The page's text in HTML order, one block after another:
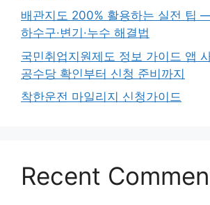
배관지도 200% 활용하는 실전 팁
하수구·변기·누수 해결법
국민취업지원제도 정보 가이드 앱
공수당 확인부터 신청 준비까지
착한운전 마일리지 신청가이드
Recent